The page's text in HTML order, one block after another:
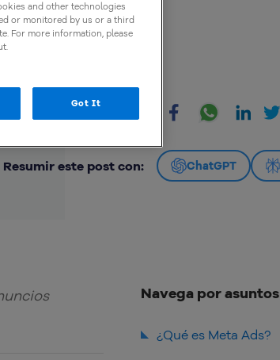
Resumir este post con: ChatGPT
Navega por asuntos
¿Qué es Meta Ads?
and other technologies
or monitored by us or a third
For more information, please
Got It